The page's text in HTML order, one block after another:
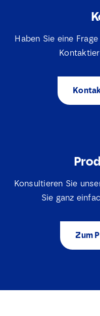
Haben Sie eine
Konsultieren Sie
Sie ganz
Zum